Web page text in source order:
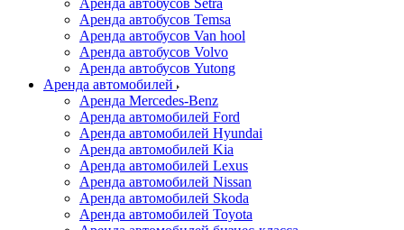
Аренда автобусов Setra
Аренда автобусов Temsa
Аренда автобусов Van hool
Аренда автобусов Volvo
Аренда автобусов Yutong
Аренда автомобилей
Аренда Mercedes-Benz
Аренда автомобилей Ford
Аренда автомобилей Hyundai
Аренда автомобилей Kia
Аренда автомобилей Lexus
Аренда автомобилей Nissan
Аренда автомобилей Skoda
Аренда автомобилей Toyota